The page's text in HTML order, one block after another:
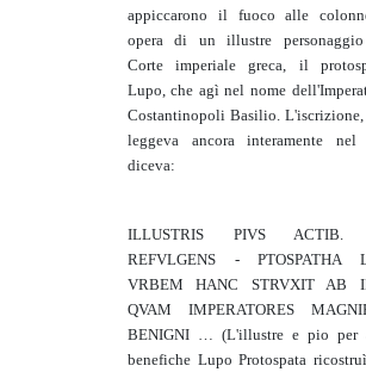
appiccarono il fuoco alle
opera di un illustre
Corte imperiale greca, il
Lupo, che agì nel nome
Costantinopoli Basilio. L'iscrizione,
leggeva ancora interamente nel
diceva:
ILLUSTRIS PIVS ACTIB.
REFVLGENS - PTOSPATHA
VRBEM HANC STRVXIT AB
QVAM IMPERATORES
BENIGNI … (L'illustre e pio per
benefiche Lupo Protospata